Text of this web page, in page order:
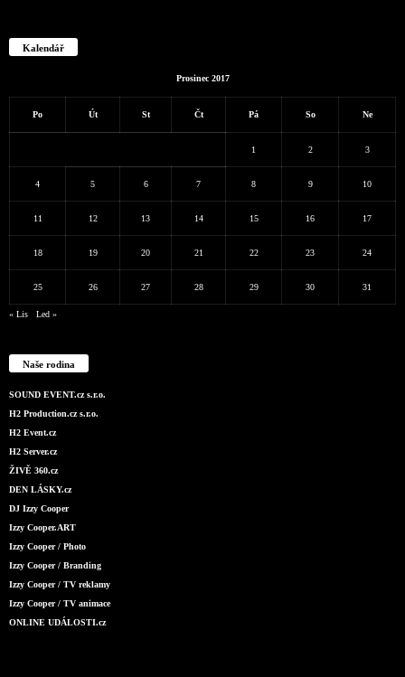
Kalendář
Prosinec 2017
Po Út St Čt Pá So Ne
1 2 3
4 5 6 7 8 9 10
11 12 13 14 15 16 17
18 19 20 21 22 23 24
25 26 27 28 29 30 31
« Lis Led »
Naše rodina
SOUND EVENT.cz s.r.o.
H2 Production.cz s.r.o.
H2 Event.cz
H2 Server.cz
ŽIVĚ 360.cz
DEN LÁSKY.cz
DJ Izzy Cooper
Izzy Cooper.ART
Izzy Cooper / Photo
Izzy Cooper / Branding
Izzy Cooper / TV reklamy
Izzy Cooper / TV animace
ONLINE UDÁLOSTI.cz